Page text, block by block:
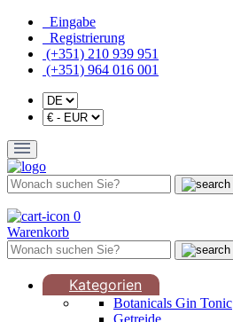
Eingabe
Registrierung
(+351) 210 939 951
(+351) 964 016 001
0
Warenkorb
Kategorien
Botanicals Gin Tonic
Getreide